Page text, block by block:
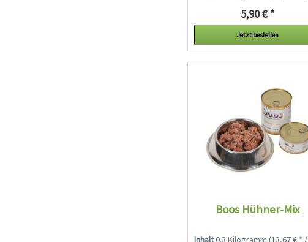
5,90 € *
Jetzt bestellen
Boos Hühner-Mix
Inhalt0.3 Kilogramm(13,67 € * / 1 Kilogramm)